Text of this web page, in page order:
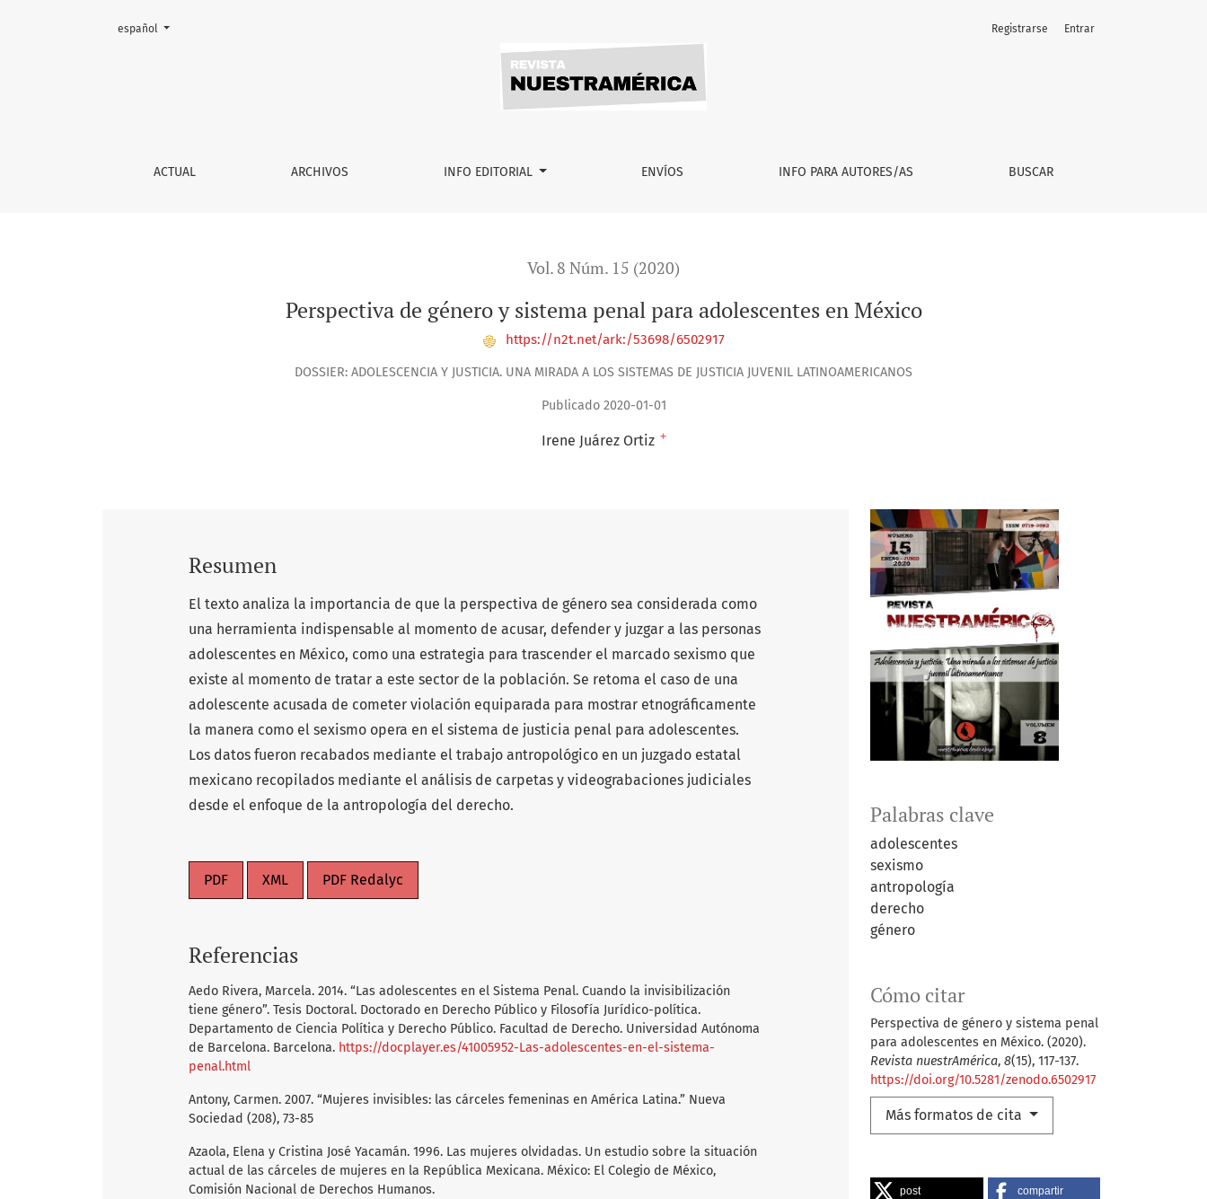
Perspectiva de género y sistema penal para adolescentes en México
ACTUAL ARCHIVOS INFO EDITORIAL ENVÍOS INFO PARA AUTORES/AS BUSCAR
Registrarse Entrar
Cambiar el idioma. El actual es:
español
Vol. 8 Núm. 15 (2020)
Perspectiva de género y sistema penal para adolescentes en México
https://n2t.net/ark:/53698/6502917
DOSSIER: ADOLESCENCIA Y JUSTICIA. UNA MIRADA A LOS SISTEMAS DE JUSTICIA JUVENIL LATINOAMERICANOS
Publicado 2020-01-01
Irene Juárez Ortiz +
Palabras clave
adolescentes
sexismo
antropología
derecho
género
Cómo citar
Perspectiva de género y sistema penal
para adolescentes en México. (2020).
Revista nuestrAmérica, 8(15), 117-137.
https://doi.org/10.5281/zenodo.6502917
Más formatos de cita
post compartir
Resumen
El texto analiza la importancia de que la perspectiva de género sea considerada como
una herramienta indispensable al momento de acusar, defender y juzgar a las personas
adolescentes en México, como una estrategia para trascender el marcado sexismo que
existe al momento de tratar a este sector de la población. Se retoma el caso de una
adolescente acusada de cometer violación equiparada para mostrar etnográficamente
la manera como el sexismo opera en el sistema de justicia penal para adolescentes.
Los datos fueron recabados mediante el trabajo antropológico en un juzgado estatal
mexicano recopilados mediante el análisis de carpetas y videograbaciones judiciales
desde el enfoque de la antropología del derecho.
PDF XML PDF Redalyc
Referencias
Aedo Rivera, Marcela. 2014. “Las adolescentes en el Sistema Penal. Cuando la invisibilización
tiene género”. Tesis Doctoral. Doctorado en Derecho Público y Filosofía Jurídico-política.
Departamento de Ciencia Política y Derecho Público. Facultad de Derecho. Universidad Autónoma
de Barcelona. Barcelona. https://docplayer.es/41005952-Las-adolescentes-en-el-sistema-
penal.html
Antony, Carmen. 2007. “Mujeres invisibles: las cárceles femeninas en América Latina.” Nueva
Sociedad (208), 73-85
Azaola, Elena y Cristina José Yacamán. 1996. Las mujeres olvidadas. Un estudio sobre la situación
actual de las cárceles de mujeres en la República Mexicana. México: El Colegio de México,
Comisión Nacional de Derechos Humanos.